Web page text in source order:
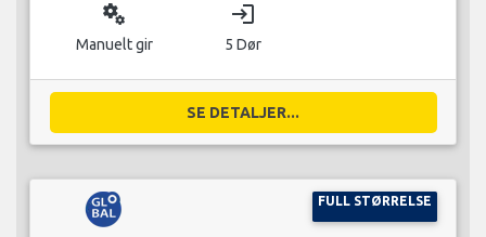
miscellaneous_services
Manuelt gir
login
5 Dør
SE DETALJER...
FULL STØRRELSE